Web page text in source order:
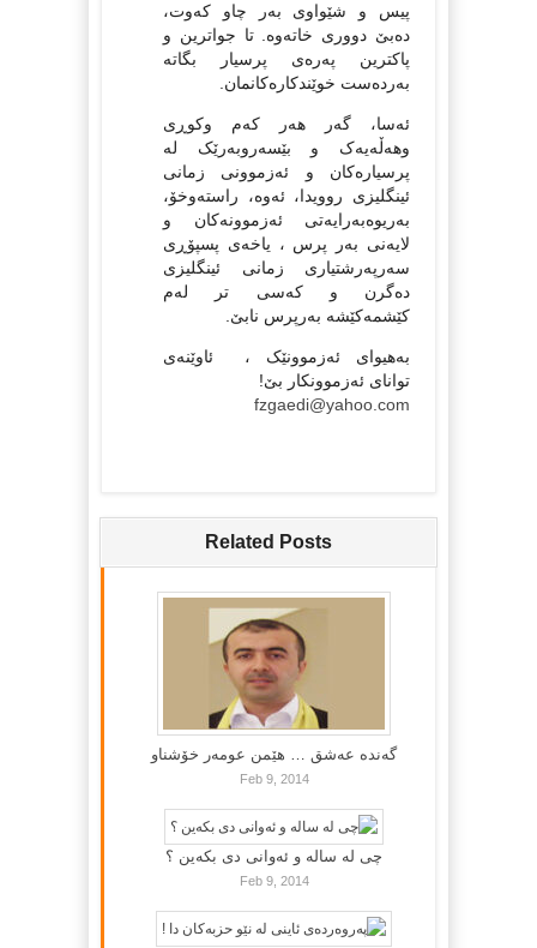
پیس و شێواوی به‌ر چاو که‌وت،
ده‌بێ دووری خاته‌وه. تا جواترین و
پاکترین په‌ره‌ی پرسیار بگاته‌
به‌رده‌ست خوێندکاره‌کانمان.
ئه‌سا، گه‌ر هه‌ر که‌م وکوڕی
وهه‌ڵه‌یه‌ک و بێسه‌روبه‌رێک له‌
پرسیاره‌کان و ئه‌زموونی زمانی
ئینگلیزی روویدا، ئه‌وه‌، راسته‌وخۆ،
به‌ریوه‌به‌رایه‌تی ئه‌زموونه‌کان و
لایه‌نی به‌ر پرس ، یاخه‌ی پسپۆڕی
سه‌رپه‌رشتیاری زمانی ئینگلیزی
ده‌گرن و که‌سی تر له‌م
کێشمه‌کێشه‌ به‌رپرس نابێ.
به‌هیوای ئه‌زموونێک ، ئاوێنه‌ی
توانای ئه‌زموونکار بێ!
fzgaedi@yahoo.com‌
Related Posts
گه‌نده‌ عه‌شق … هێمن عومه‌ر خۆشناو
Feb 9, 2014
چی لە سالە و ئەوانی دی بكەین ؟
Feb 9, 2014